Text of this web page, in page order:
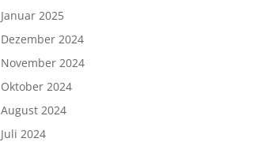
Januar 2025
Dezember 2024
November 2024
Oktober 2024
August 2024
Juli 2024